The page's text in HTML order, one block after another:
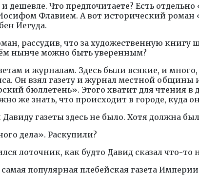
дешевле. Что предпочитаете? Есть
Флавием. А вот исторический
Иегуда.
рассудив, что за художественную
нынче можно быть уверенным?
и журналам. Здесь были всякие, и
Он взял газету и журнал местной
бюллетень». Этого хватит для чтения
же знать, что происходит в городе, куда
газеты здесь не было. Хотя должна
дела». Раскупили?
лоточник, как будто Давид сказал что-
популярная плебейская газета